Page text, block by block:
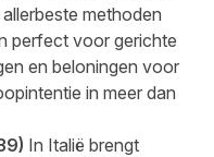
methoden
perfect voor gerichte
en beloningen voor
in meer dan
) In Italië brengt